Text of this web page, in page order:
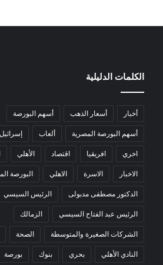
الكلمات الدليلية
أخبار أسعار الذهب أسهم البورصة
أسهم البورصة المصرية ألعاب إسرائيل
اخري افريقيا اقتصاد الأهلي
الاخبار الاسرة الاهلي البورصة
الدكتور مصطفى مدبولى الرئيس السيسي
الرئيس عبد الفتاح السيسي الزمالك
الشركات الصغيرة والمتوسطة الصحة
النادي الأهلي بحري بنوك بورصة